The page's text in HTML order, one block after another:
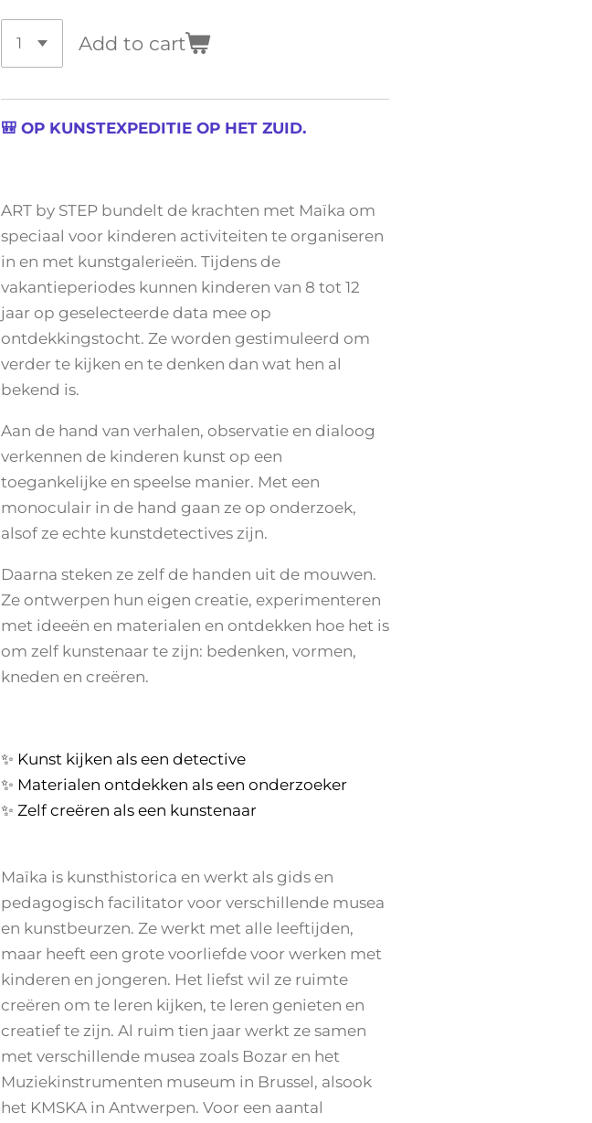
Add to cart
🎒 OP KUNSTEXPEDITIE OP HET ZUID.
ART by STEP bundelt de krachten met Maïka om
speciaal voor kinderen activiteiten te organiseren
in en met kunstgalerieën. Tijdens de
vakantieperiodes kunnen kinderen van 8 tot 12
jaar op geselecteerde data mee op
ontdekkingstocht. Ze worden gestimuleerd om
verder te kijken en te denken dan wat hen al
bekend is.
Aan de hand van verhalen, observatie en dialoog
verkennen de kinderen kunst op een
toegankelijke en speelse manier. Met een
monoculair in de hand gaan ze op onderzoek,
alsof ze echte kunstdetectives zijn.
Daarna steken ze zelf de handen uit de mouwen.
Ze ontwerpen hun eigen creatie, experimenteren
met ideeën en materialen en ontdekken hoe het is
om zelf kunstenaar te zijn: bedenken, vormen,
kneden en creëren.
✨ Kunst kijken als een detective
✨ Materialen ontdekken als een onderzoeker
✨ Zelf creëren als een kunstenaar
Maïka is kunsthistorica en werkt als gids en
pedagogisch facilitator voor verschillende musea
en kunstbeurzen. Ze werkt met alle leeftijden,
maar heeft een grote voorliefde voor werken met
kinderen en jongeren. Het liefst wil ze ruimte
creëren om te leren kijken, te leren genieten en
creatief te zijn. Al ruim tien jaar werkt ze samen
met verschillende musea zoals Bozar en het
Muziekinstrumenten museum in Brussel, alsook
het KMSKA in Antwerpen. Voor een aantal